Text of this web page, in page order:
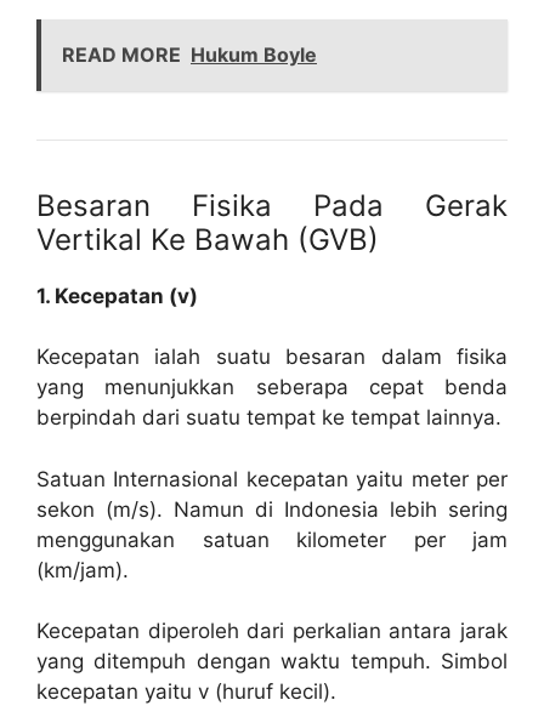
READ MORE Hukum Boyle
Besaran Fisika Pada Gerak
Vertikal Ke Bawah (GVB)
1. Kecepatan (v)
Kecepatan ialah suatu besaran dalam fisika
yang menunjukkan seberapa cepat benda
berpindah dari suatu tempat ke tempat lainnya.
Satuan Internasional kecepatan yaitu meter per
sekon (m/s). Namun di Indonesia lebih sering
menggunakan satuan kilometer per jam
(km/jam).
Kecepatan diperoleh dari perkalian antara jarak
yang ditempuh dengan waktu tempuh. Simbol
kecepatan yaitu v (huruf kecil).